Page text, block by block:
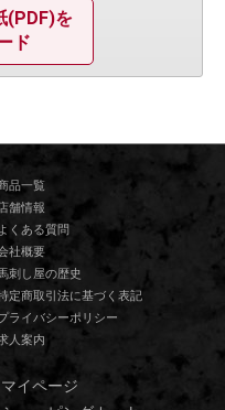
(PDF)を
ド
品一覧
店舗情報
よくある質問
社概要
刺し屋の歴史
定商取引法に基づく表記
ライバシーポリシー
人案内
イページ